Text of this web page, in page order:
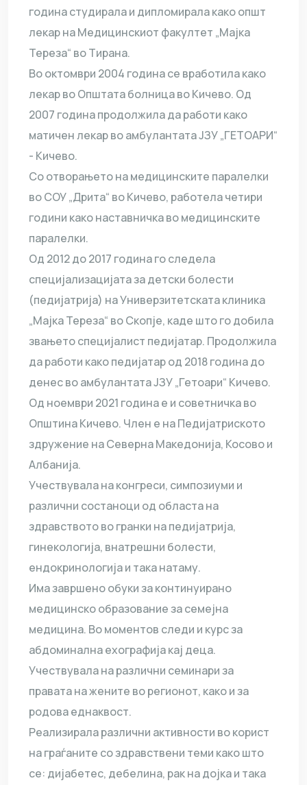
година студирала и дипломирала како општ
лекар на Медицинскиот факултет „Мајка
Тереза“ во Тирана.
Во октомври 2004 година се вработила како
лекар во Општата болница во Кичево. Од
2007 година продолжила да работи како
матичен лекар во амбулантата ЈЗУ „ГЕТОАРИ“
- Кичево.
Со отворањето на медицинските паралелки
во СОУ „Дрита“ во Кичево, работела четири
години како наставничка во медицинските
паралелки.
Од 2012 до 2017 година го следела
специјализацијата за детски болести
(педијатрија) на Универзитетската клиника
„Мајка Тереза“ во Скопје, каде што го добила
звањето специјалист педијатар. Продолжила
да работи како педијатар од 2018 година до
денес во амбулантата ЈЗУ „Гетоари“ Кичево.
Од ноември 2021 година е и советничка во
Општина Кичево. Член е на Педијатриското
здружение на Северна Македонија, Косово и
Албанија.
Учествувала на конгреси, симпозиуми и
различни состаноци од областа на
здравството во гранки на педијатрија,
гинекологија, внатрешни болести,
ендокринологија и така натаму.
Има завршено обуки за континуирано
медицинско образование за семејна
медицина. Во моментов следи и курс за
абдоминална ехографија кај деца.
Учествувала на различни семинари за
правата на жените во регионот, како и за
родова еднаквост.
Реализирала различни активности во корист
на граѓаните со здравствени теми како што
се: дијабетес, дебелина, рак на дојка и така